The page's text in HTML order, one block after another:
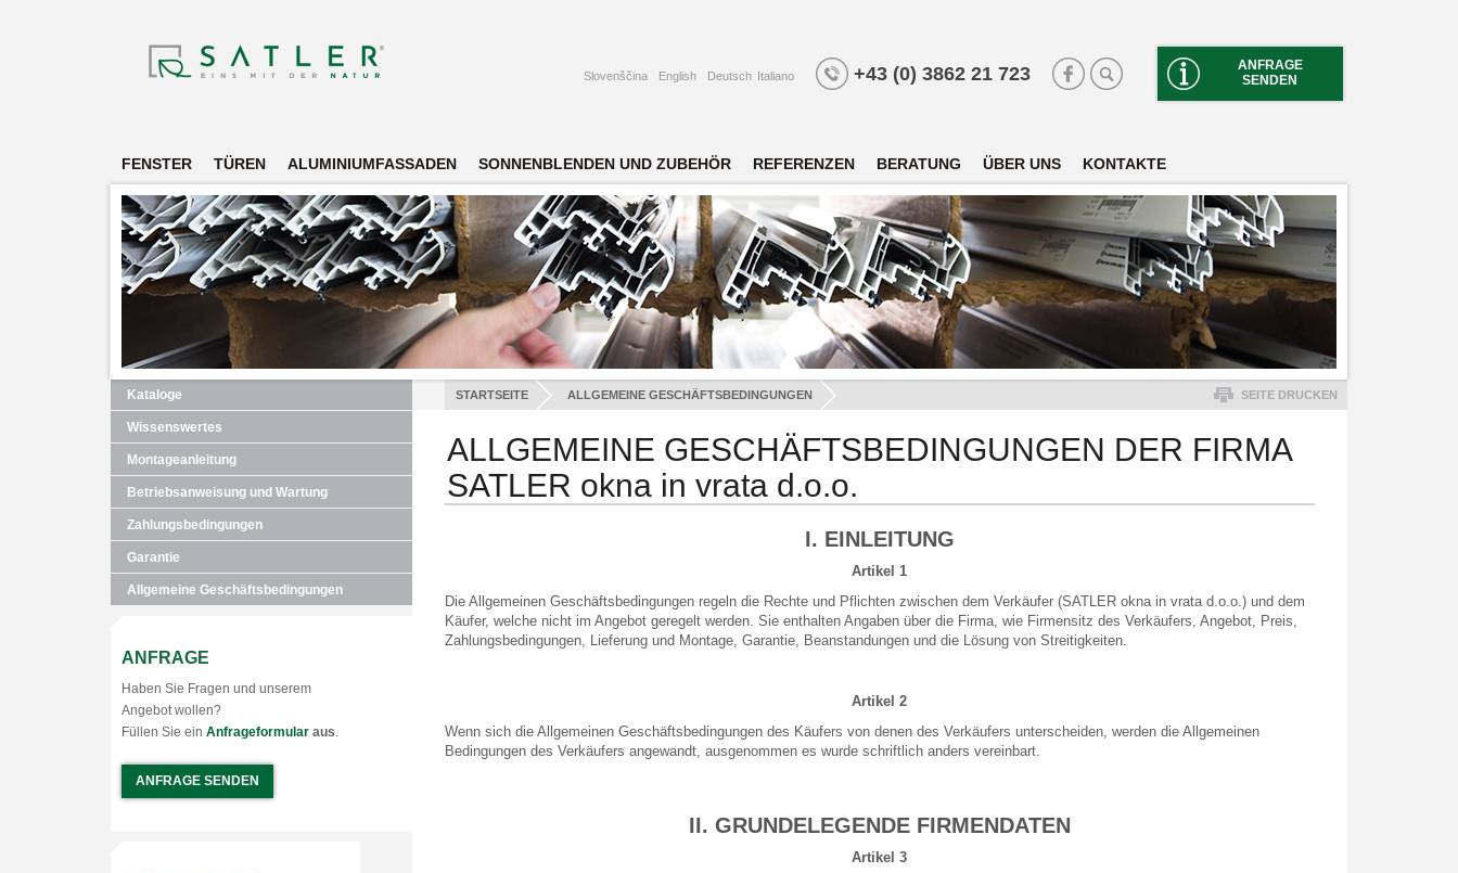
ANFRAGE
SENDEN
+43 (0) 3862 21 723
Slovenščina English Deutsch Italiano
FENSTER TÜREN ALUMINIUMFASSADEN SONNENBLENDEN UND ZUBEHÖR REFERENZEN BERATUNG ÜBER UNS KONTAKTE
Kataloge
Wissenswertes
Montageanleitung
Betriebsanweisung und Wartung
Zahlungsbedingungen
Garantie
Allgemeine Geschäftsbedingungen
ANFRAGE
Haben Sie Fragen und unserem
Angebot wollen?
Füllen Sie ein Anfrageformular aus.
ANFRAGE SENDEN
STARTSEITE ALLGEMEINE GESCHÄFTSBEDINGUNGEN SEITE DRUCKEN
ALLGEMEINE GESCHÄFTSBEDINGUNGEN DER FIRMA
SATLER okna in vrata d.o.o.
I. EINLEITUNG
Artikel 1
Die Allgemeinen Geschäftsbedingungen regeln die Rechte und Pflichten zwischen dem Verkäufer (SATLER okna in vrata d.o.o.) und dem
Käufer, welche nicht im Angebot geregelt werden. Sie enthalten Angaben über die Firma, wie Firmensitz des Verkäufers, Angebot, Preis,
Zahlungsbedingungen, Lieferung und Montage, Garantie, Beanstandungen und die Lösung von Streitigkeiten.
Artikel 2
Wenn sich die Allgemeinen Geschäftsbedingungen des Käufers von denen des Verkäufers unterscheiden, werden die Allgemeinen
Bedingungen des Verkäufers angewandt, ausgenommen es wurde schriftlich anders vereinbart.
II. GRUNDELEGENDE FIRMENDATEN
Artikel 3